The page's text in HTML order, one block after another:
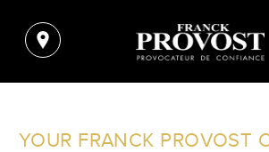
YOUR FRANCK PROVOST